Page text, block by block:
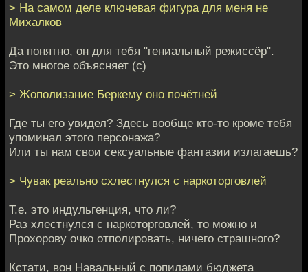
> На самом деле ключевая фигура для меня не
Михалков
Да понятно, он для тебя "гениальный режиссёр".
Это многое объясняет (с)
> Жополизание Беркему оно почётней
Где ты его увидел? Здесь вообще кто-то кроме тебя
упоминал этого персонажа?
Или ты нам свои сексуальные фантазии излагаешь?
> Чувак реально схлестнулся с наркоторговлей
Т.е. это индульгенция, что ли?
Раз хлестнулся с наркоторговлей, то можно и
Прохорову очко отполировать, ничего страшного?
Кстати, вон Навальный с попилами бюджета